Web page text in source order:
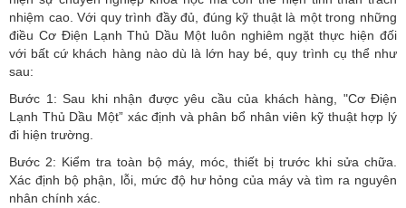
nhiệm cao. Với quy trình đầy đủ, đúng kỹ thuật là một trong những
điều Cơ Điện Lạnh Thủ Dầu Một luôn nghiêm ngặt thực hiện đối
với bất cứ khách hàng nào dù là lớn hay bé, quy trình cụ thể như
sau:
Bước 1: Sau khi nhận được yêu cầu của khách hàng, "Cơ Điện
Lạnh Thủ Dầu Một” xác định và phân bổ nhân viên kỹ thuật hợp lý
đi hiện trường.
Bước 2: Kiểm tra toàn bộ máy, móc, thiết bị trước khi sửa chữa.
Xác định bộ phận, lỗi, mức độ hư hỏng của máy và tìm ra nguyên
nhân chính xác.